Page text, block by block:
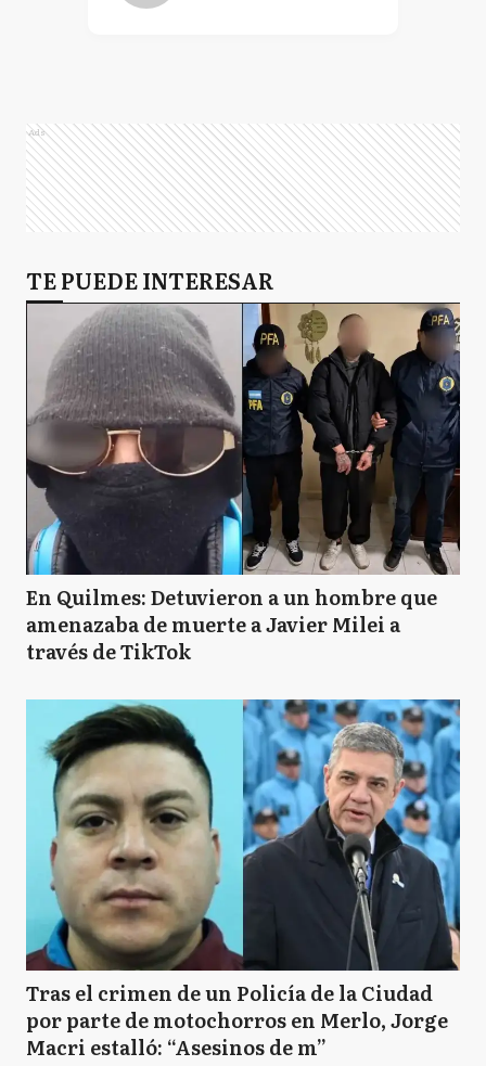
Ads
TE PUEDE INTERESAR
En Quilmes: Detuvieron a un hombre que
amenazaba de muerte a Javier Milei a
través de TikTok
Tras el crimen de un Policía de la Ciudad
por parte de motochorros en Merlo, Jorge
Macri estalló: “Asesinos de m”